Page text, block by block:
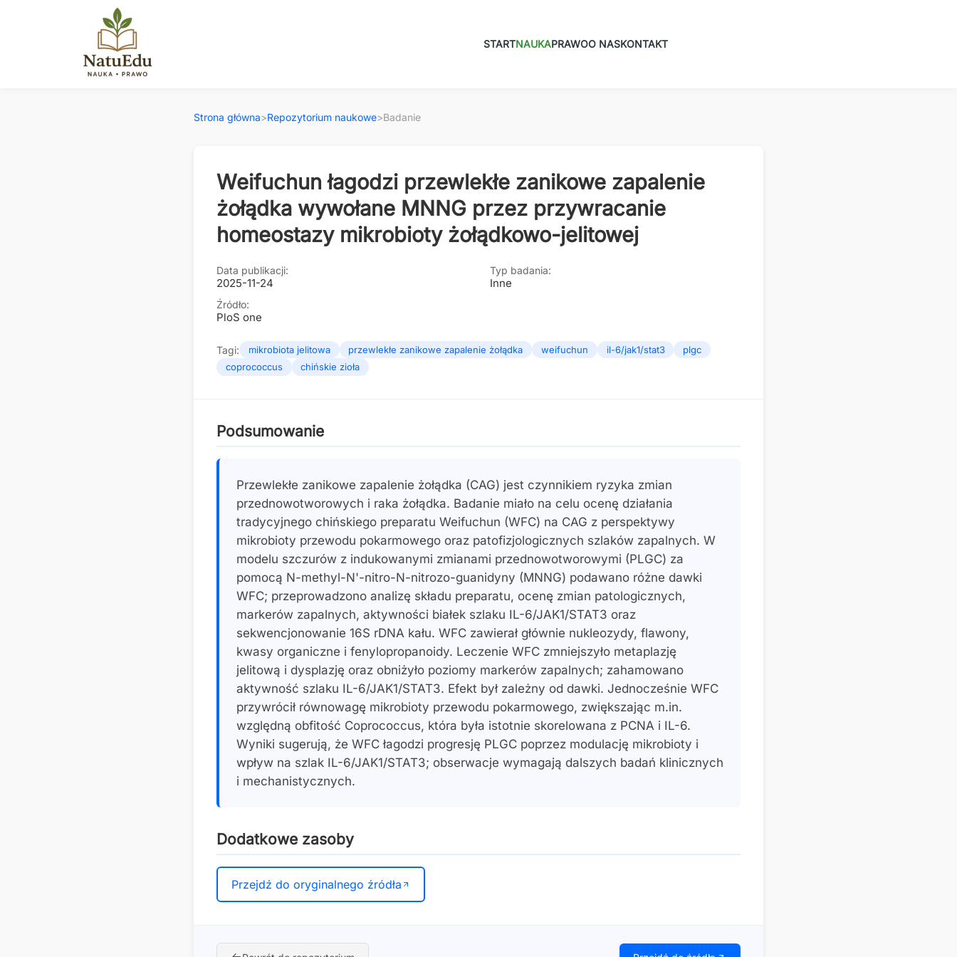
STARTNAUKAPRAWOO NASKONTAKT
Strona główna>Repozytorium naukowe>Badanie
Weifuchun łagodzi przewlekłe zanikowe zapalenie
żołądka wywołane MNNG przez przywracanie
homeostazy mikrobioty żołądkowo-jelitowej
Data publikacji:
2025-11-24
Typ badania:
Inne
Źródło:
PloS one
Tagi: mikrobiota jelitowa przewlekłe zanikowe zapalenie żołądka weifuchun il-6/jak1/stat3
plgc
coprococcus
chińskie zioła
Podsumowanie
Przewlekłe zanikowe zapalenie żołądka (CAG) jest czynnikiem ryzyka zmian
przednowotworowych i raka żołądka. Badanie miało na celu ocenę działania
tradycyjnego chińskiego preparatu Weifuchun (WFC) na CAG z perspektywy
mikrobioty przewodu pokarmowego oraz patofizjologicznych szlaków zapalnych. W
modelu szczurów z indukowanymi zmianami przednowotworowymi (PLGC) za
pomocą N-methyl-N'-nitro-N-nitrozo-guanidyny (MNNG) podawano różne dawki
WFC; przeprowadzono analizę składu preparatu, ocenę zmian patologicznych,
markerów zapalnych, aktywności białek szlaku IL-6/JAK1/STAT3 oraz
sekwencjonowanie 16S rDNA kału. WFC zawierał głównie nukleozydy, flawony,
kwasy organiczne i fenylopropanoidy. Leczenie WFC zmniejszyło metaplazję
jelitową i dysplazję oraz obniżyło poziomy markerów zapalnych; zahamowano
aktywność szlaku IL-6/JAK1/STAT3. Efekt był zależny od dawki. Jednocześnie WFC
przywrócił równowagę mikrobioty przewodu pokarmowego, zwiększając m.in.
względną obfitość Coprococcus, która była istotnie skorelowana z PCNA i IL-6.
Wyniki sugerują, że WFC łagodzi progresję PLGC poprzez modulację mikrobioty i
wpływ na szlak IL-6/JAK1/STAT3; obserwacje wymagają dalszych badań klinicznych
i mechanistycznych.
Dodatkowe zasoby
Przejdź do oryginalnego źródła